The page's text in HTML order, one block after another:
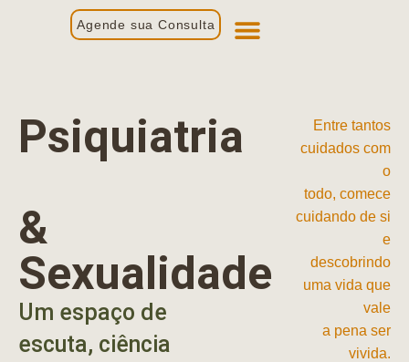
Agende sua Consulta
Psiquiatria
&
Sexualidade
Um espaço de
escuta, ciência
Entre tantos
cuidados com
o
todo, comece
cuidando de si
e
descobrindo
uma vida que
vale
a pena ser
vivida.